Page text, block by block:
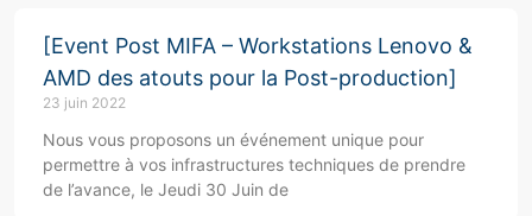
[Event Post MIFA – Workstations Lenovo &
AMD des atouts pour la Post-production]
23 juin 2022
Nous vous proposons un événement unique pour
permettre à vos infrastructures techniques de prendre
de l’avance, le Jeudi 30 Juin de